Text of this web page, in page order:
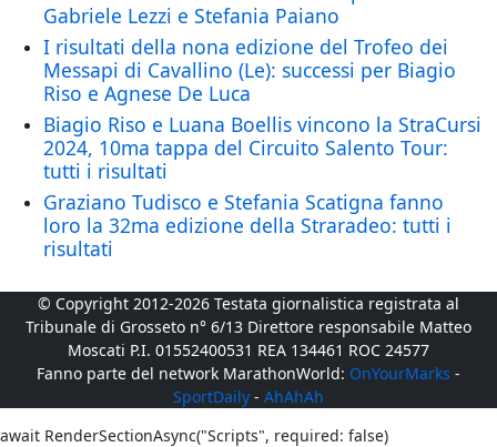
Gabriele Lezzi e Stefania Paiano
I risultati della nona edizione del Trofeo dei
Messapi di Cavallino (Le): successi per Biagio
Riso e Agnese De Luca
Biagio Riso e Luana Boellis vincono la StraCursi
2024, 10ma tappa del Circuito Salento Tour:
tutti i risultati
Graziano Tudisco e Stefania Scatigna fanno
loro la 32ma edizione della Straradeo: tutti i
risultati
© Copyright 2012-2026 Testata giornalistica registrata al
Tribunale di Grosseto n° 6/13 Direttore responsabile Matteo
Moscati P.I. 01552400531 REA 134461 ROC 24577
Fanno parte del network MarathonWorld: OnYourMarks -
SportDaily - AhAhAh
await RenderSectionAsync("Scripts", required: false)